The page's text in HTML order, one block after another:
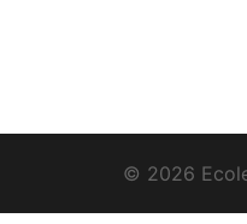
© 2026